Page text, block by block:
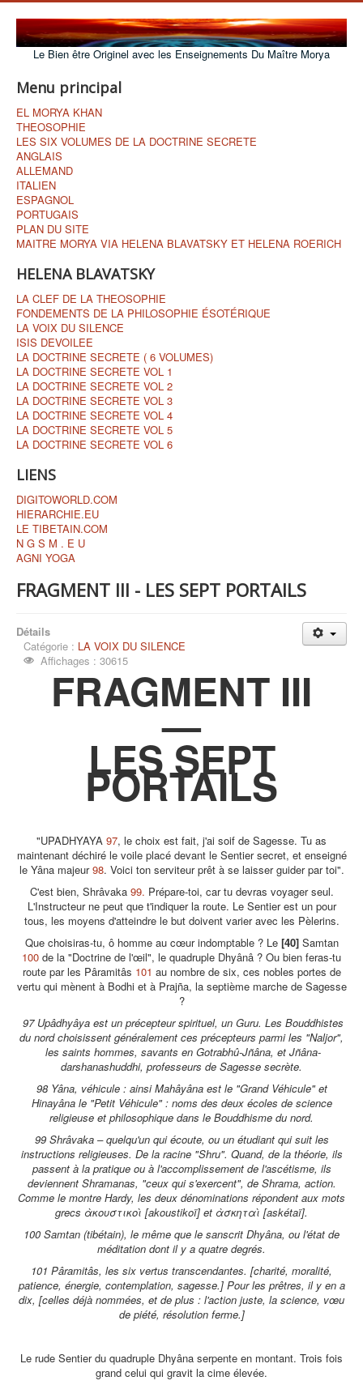
Le Bien être Originel avec les Enseignements Du Maître Morya
Menu principal
EL MORYA KHAN
THEOSOPHIE
LES SIX VOLUMES DE LA DOCTRINE SECRETE
ANGLAIS
ALLEMAND
ITALIEN
ESPAGNOL
PORTUGAIS
PLAN DU SITE
MAITRE MORYA VIA HELENA BLAVATSKY ET HELENA ROERICH
HELENA BLAVATSKY
LA CLEF DE LA THEOSOPHIE
FONDEMENTS DE LA PHILOSOPHIE ÉSOTÉRIQUE
LA VOIX DU SILENCE
ISIS DEVOILEE
LA DOCTRINE SECRETE ( 6 VOLUMES)
LA DOCTRINE SECRETE VOL 1
LA DOCTRINE SECRETE VOL 2
LA DOCTRINE SECRETE VOL 3
LA DOCTRINE SECRETE VOL 4
LA DOCTRINE SECRETE VOL 5
LA DOCTRINE SECRETE VOL 6
LIENS
DIGITOWORLD.COM
HIERARCHIE.EU
LE TIBETAIN.COM
N G S M . E U
AGNI YOGA
FRAGMENT III - LES SEPT PORTAILS
Détails
Catégorie : LA VOIX DU SILENCE
Affichages : 30615
FRAGMENT III
—
LES SEPT
PORTAILS
"UPADHYAYA 97, le choix est fait, j'ai soif de Sagesse. Tu as
maintenant déchiré le voile placé devant le Sentier secret, et enseigné
le Yâna majeur98. Voici ton serviteur prêt à se laisser guider par toi".
C'est bien, Shrâvaka 99. Prépare-toi, car tu devras voyager seul.
L'Instructeur ne peut que t'indiquer la route. Le Sentier est un pour
tous, les moyens d'atteindre le but doivent varier avec les Pèlerins.
Que choisiras-tu, ô homme au cœur indomptable ? Le [40] Samtan
100 de la "Doctrine de l'œil", le quadruple Dhyânâ ? Ou bien feras-tu
route par les Pâramitâs 101 au nombre de six, ces nobles portes de
vertu qui mènent à Bodhi et à Prajña, la septième marche de Sagesse
?
97 Upâdhyâya est un précepteur spirituel, un Guru. Les Bouddhistes
du nord choisissent généralement ces précepteurs parmi les "Naljor",
les saints hommes, savants en Gotrabhû-Jñâna, et Jñâna-
darshanashuddhi, professeurs de Sagesse secrète.
98 Yâna, véhicule : ainsi Mahâyâna est le "Grand Véhicule" et
Hinayâna le "Petit Véhicule" : noms des deux écoles de science
religieuse et philosophique dans le Bouddhisme du nord.
99 Shrâvaka – quelqu'un qui écoute, ou un étudiant qui suit les
instructions religieuses. De la racine "Shru". Quand, de la théorie, ils
passent à la pratique ou à l'accomplissement de l'ascétisme, ils
deviennent Shramanas, "ceux qui s'exercent", de Shrama, action.
Comme le montre Hardy, les deux dénominations répondent aux mots
grecs ὰκουστικοὶ [akoustikoï] et ὰσκηταὶ [askétaï].
100 Samtan (tibétain), le même que le sanscrit Dhyâna, ou l'état de
méditation dont il y a quatre degrés.
101 Pâramitâs, les six vertus transcendantes. [charité, moralité,
patience, énergie, contemplation, sagesse.] Pour les prêtres, il y en a
dix, [celles déjà nommées, et de plus : l'action juste, la science, vœu
de piété, résolution ferme.]
Le rude Sentier du quadruple Dhyâna serpente en montant. Trois fois
grand celui qui gravit la cime élevée.